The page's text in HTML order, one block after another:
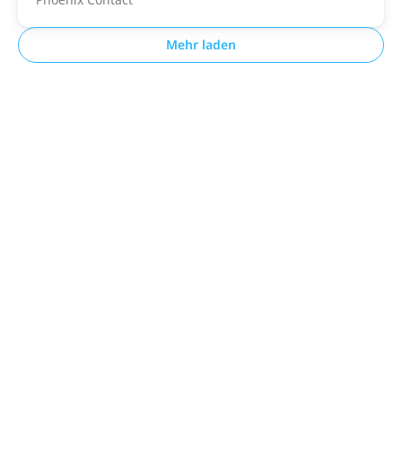
Mehr laden